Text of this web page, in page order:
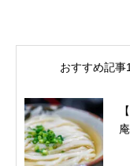
おすすめ記事